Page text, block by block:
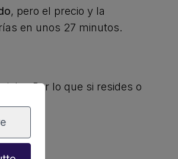
, pero el precio y la
en unos 27 minutos.
isla. Por lo que si resides o